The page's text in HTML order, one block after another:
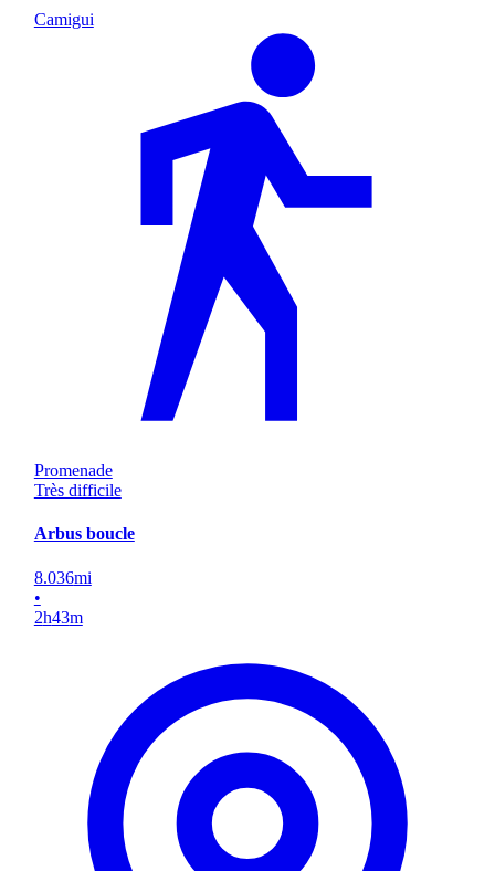
Camigui
Promenade
Très difficile
Arbus boucle
8.036mi
•
2h43m